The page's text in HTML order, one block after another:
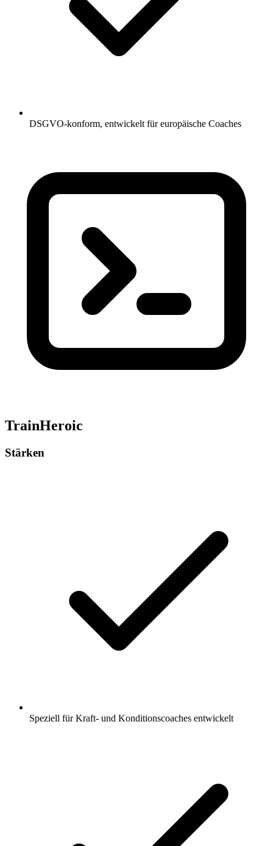
DSGVO-konform, entwickelt für europäische Coaches
TrainHeroic
Stärken
Speziell für Kraft- und Konditionscoaches entwickelt